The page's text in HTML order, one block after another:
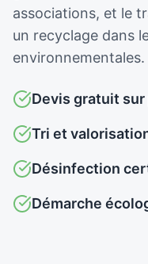
associations, et le
un recyclage dans
environnementales.
Devis gratuit sur
Tri et
Désinfection
Démarche